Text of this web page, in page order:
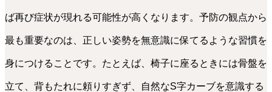
ば再び症状が現れる可能性が高くなります。予防の観点から
最も重要なのは、正しい姿勢を無意識に保てるような習慣を
身につけることです。たとえば、椅子に座るときには骨盤を
立て、背もたれに頼りすぎず、自然なS字カーブを意識する